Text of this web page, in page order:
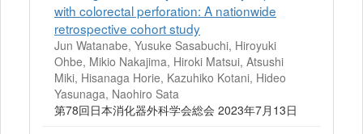
with colorectal perforation: A nationwide
retrospective cohort study
Jun Watanabe, Yusuke Sasabuchi, Hiroyuki
Ohbe, Mikio Nakajima, Hiroki Matsui, Atsushi
Miki, Hisanaga Horie, Kazuhiko Kotani, Hideo
Yasunaga, Naohiro Sata
第78回日本消化器外科学会総会 2023年7月13日